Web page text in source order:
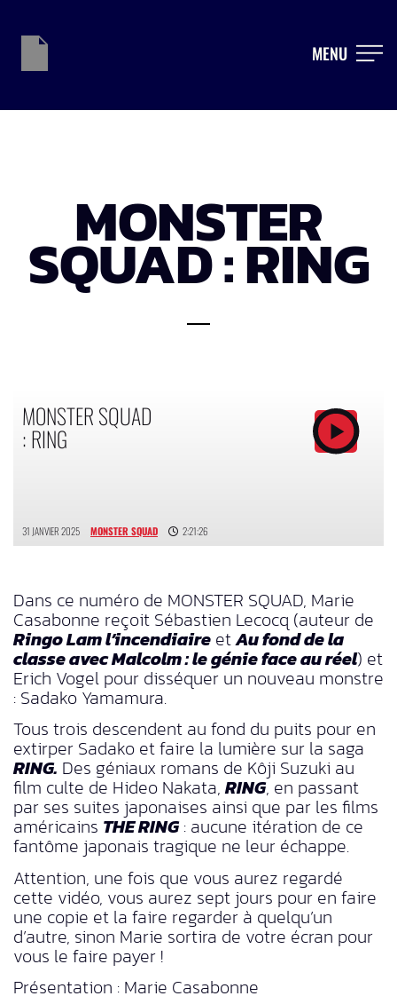
MENU
MONSTER
SQUAD : RING
MONSTER SQUAD
: RING
31 JANVIER 2025 MONSTER SQUAD 2:21:26
Dans ce numéro de MONSTER SQUAD, Marie
Casabonne reçoit Sébastien Lecocq (auteur de
Ringo Lam l’incendiaire etAu fond de la
classe avec Malcolm : le génie face au réel) et
Erich Vogel pour disséquer un nouveau monstre
: Sadako Yamamura.
Tous trois descendent au fond du puits pour en
extirper Sadako et faire la lumière sur la saga
RING. Des géniaux romans de Kôji Suzuki au
film culte de Hideo Nakata,RING, en passant
par ses suites japonaises ainsi que par les films
américains THE RING: aucune itération de ce
fantôme japonais tragique ne leur échappe.
Attention, une fois que vous aurez regardé
cette vidéo, vous aurez sept jours pour en faire
une copie et la faire regarder à quelqu’un
d’autre, sinon Marie sortira de votre écran pour
vous le faire payer !
Présentation : Marie Casabonne